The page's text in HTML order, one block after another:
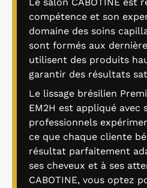
compétence et son
domaine des soins
sont formés aux
utilisent des produits
garantir des résultats
Le lissage brésilien
EM2H est appliqué avec
professionnels
ce que chaque cliente
résultat parfaitement
ses cheveux et à ses
CABOTINE, vous optez